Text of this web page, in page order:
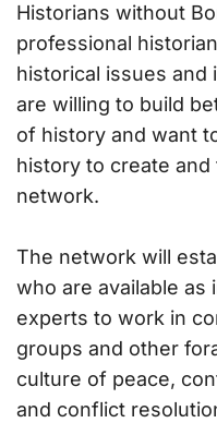
Historians without
professional
historical issues and
are willing to build
of history and want
history to create
network.
The network will
who are available as
experts to work in
groups and other
culture of peace,
and conflict